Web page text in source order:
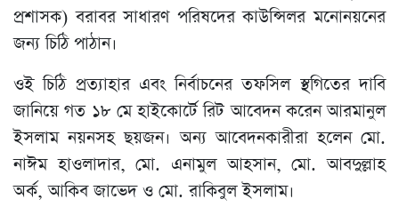
প্রশাসক) বরাবর সাধারণ পরিষদের কাউন্সিলর মনোনয়নের
জন্য চিঠি পাঠান।
ওই চিঠি প্রত্যাহার এবং নির্বাচনের তফসিল স্থগিতের দাবি
জানিয়ে গত ১৮ মে হাইকোর্টে রিট আবেদন করেন আরমানুল
ইসলাম নয়নসহ ছয়জন। অন্য আবেদনকারীরা হলেন মো.
নাঈম হাওলাদার, মো. এনামুল আহসান, মো. আবদুল্লাহ
অর্ক, আকিব জাভেদ ও মো. রাকিবুল ইসলাম।